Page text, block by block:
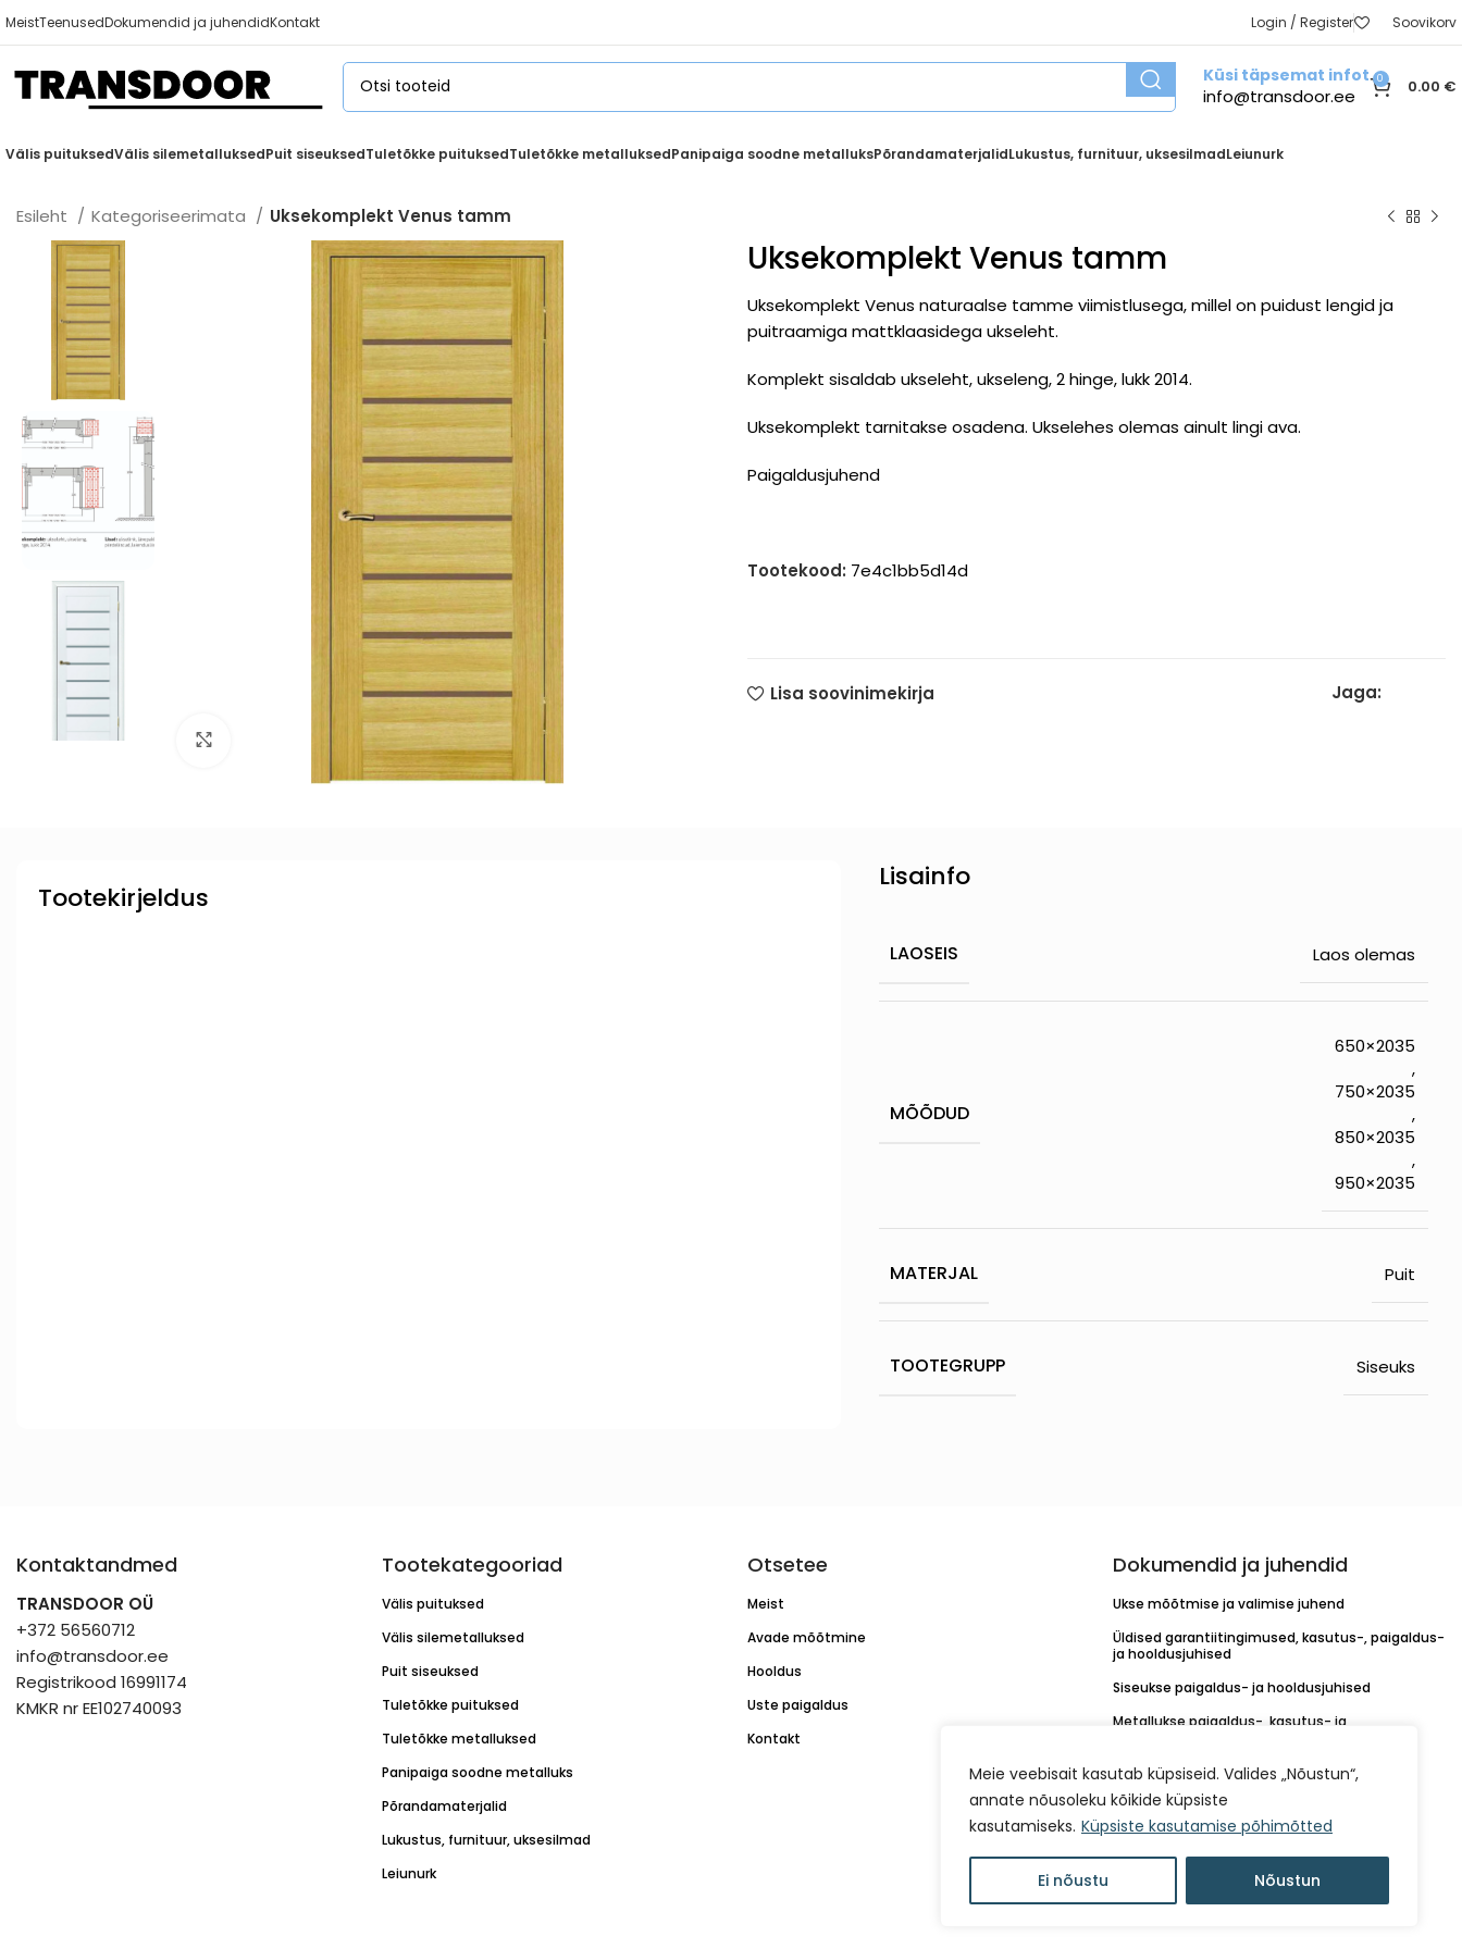
Meie veebisait kasutab küpsiseid. Valides „Nõustun“,
annate nõusoleku kõikide küpsiste
kasutamiseks. Küpsiste kasutamise põhimõtted
Ei nõustu Nõustun
MeistTeenusedDokumendid ja juhendidKontakt Login / Register Soovikorv
Küsi täpsemat infot
info@transdoor.ee
0 0.00 €
Välis puituksedVälis silemetalluksedPuit siseuksedTuletõkke puituksedTuletõkke metalluksedPanipaiga soodne metalluksPõrandamaterjalidLukustus, furnituur, uksesilmadLeiunurk
Esileht Kategoriseerimata Uksekomplekt Venus tamm
Uksekomplekt Venus tamm
Uksekomplekt Venus naturaalse tamme viimistlusega, millel on puidust lengid ja
puitraamiga mattklaasidega ukseleht.
Komplekt sisaldab ukseleht, ukseleng, 2 hinge, lukk 2014.
Uksekomplekt tarnitakse osadena. Ukselehes olemas ainult lingi ava.
Paigaldusjuhend
Tootekood: 7e4c1bb5d14d
Lisa soovinimekirja Jaga:
Tootekirjeldus
Lisainfo
LAOSEIS Laos olemas
MÕÕDUD
650×2035
,
750×2035
,
850×2035
,
950×2035
MATERJAL Puit
TOOTEGRUPP Siseuks
Kontaktandmed
TRANSDOOR OÜ
+372 56560712
info@transdoor.ee
Registrikood 16991174
KMKR nr EE102740093
Tootekategooriad
Välis puituksed
Välis silemetalluksed
Puit siseuksed
Tuletõkke puituksed
Tuletõkke metalluksed
Panipaiga soodne metalluks
Põrandamaterjalid
Lukustus, furnituur, uksesilmad
Leiunurk
Otsetee
Meist
Avade mõõtmine
Hooldus
Uste paigaldus
Kontakt
Dokumendid ja juhendid
Ukse mõõtmise ja valimise juhend
Üldised garantiitingimused, kasutus-, paigaldus-
ja hooldusjuhised
Siseukse paigaldus- ja hooldusjuhised
Metallukse paigaldus-, kasutus- ja
KORO linkide paigaldusjuhend
Värvikaardid
Müügitingimused
Isikuandmete töötlemise kord
Küpsiste kasutamise põhimõtted